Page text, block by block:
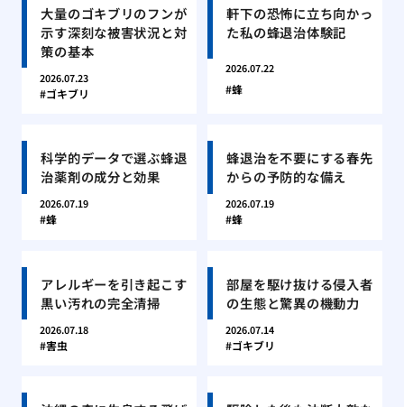
大量のゴキブリのフンが
示す深刻な被害状況と対
策の基本
2026.07.23
ゴキブリ
軒下の恐怖に立ち向かっ
た私の蜂退治体験記
2026.07.22
蜂
科学的データで選ぶ蜂退
治薬剤の成分と効果
2026.07.19
蜂
蜂退治を不要にする春先
からの予防的な備え
2026.07.19
蜂
アレルギーを引き起こす
黒い汚れの完全清掃
2026.07.18
害虫
部屋を駆け抜ける侵入者
の生態と驚異の機動力
2026.07.14
ゴキブリ